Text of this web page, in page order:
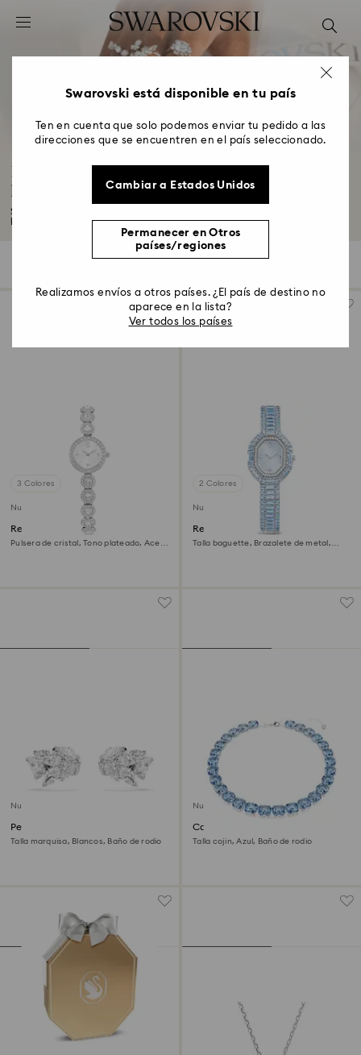
Accesskeys list
2 - Footer
4 - Search results
Regalos de boda, Regalos para las damas de
honor y Regalos para la novia
Si buscas un regalo para la despedida de soltera o una sorpresa de última
3 Colores
Nuevo
Reloj Una Angelic
Pulsera de cristal, Tono plateado, Acero
2 Colores
Nuevo
Reloj Matrix octagon
Talla baguette, Brazalete de metal,
Nuevo
Pendientes ear cuff Mesmera
Talla marquisa, Blancos, Baño de rodio
Nuevo
Collar Millenia
Talla cojin, Azul, Baño de rodio
Swarovski está disponible en tu país
Ten en cuenta que solo podemos enviar tu pedido a las
direcciones que se encuentren en el país seleccionado.
Cambiar a Estados Unidos
Permanecer en Otros
países/regiones
Realizamos envíos a otros países. ¿El país de destino no
aparece en la lista?
Ver todos los países